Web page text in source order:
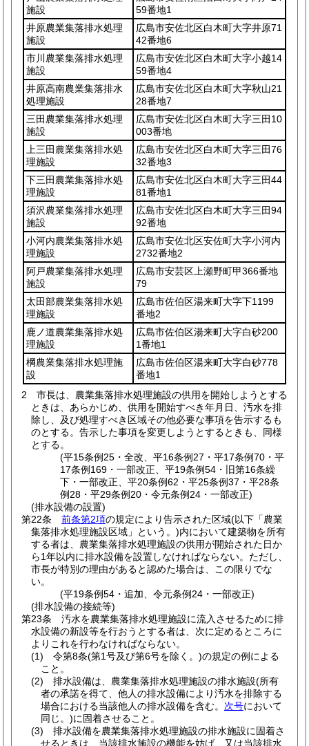
施設
59番地1
井原農業集落排水処理
施設
広島市安佐北区白木町大字井原71
42番地6
市川農業集落排水処理
施設
広島市安佐北区白木町大字小越14
59番地4
井原高南農業集落排水
処理施設
広島市安佐北区白木町大字秋山21
28番地7
三田農業集落排水処理
施設
広島市安佐北区白木町大字三田10
003番地
上三田農業集落排水処
理施設
広島市安佐北区白木町大字三田76
32番地3
下三田農業集落排水処
理施設
広島市安佐北区白木町大字三田44
81番地1
須沢農業集落排水処理
施設
広島市安佐北区白木町大字三田94
92番地
小河内農業集落排水処
理施設
広島市安佐北区安佐町大字小河内
2732番地2
阿戸農業集落排水処理
施設
広島市安芸区上瀬野町甲366番地
79
太田部農業集落排水処
理施設
広島市佐伯区湯来町大字下1199
番地2
鹿ノ道農業集落排水処
理施設
広島市佐伯区湯来町大字白砂200
1番地1
棡農業集落排水処理施
設
広島市佐伯区湯来町大字白砂778
番地1
2
市長は、農業集落排水処理施設の供用を開始しようとする
ときは、あらかじめ、供用を開始すべき年月日、汚水を排
除し、及び処理すべき区域その他必要な事項を告示するも
のとする。 告示した事項を変更しようとするときも、同様
とする。
(平15条例25・全改、平16条例27・平17条例70・平
17条例169・一部改正、平19条例54・旧第16条繰
下・一部改正、平20条例62・平25条例37・平28条
例28・平29条例20・令元条例24・一部改正)
(排水設備の設置)
第22条
前条第2項の規定により告示された区域(以下「農業
集落排水処理施設区域」という。)内において建築物を所有
する者は、農業集落排水処理施設の供用が開始された日か
ら1年以内に排水設備を設置しなければならない。 ただし、
市長が特別の理由があると認めた場合は、この限りでな
い。
(平19条例54・追加、令元条例24・一部改正)
(排水設備の接続等)
第23条
汚水を農業集落排水処理施設に流入させるために排
水設備の新設等を行おうとする者は、次に定めるところに
よりこれを行わなければならない。
(1)
令第8条(第1号及び第6号を除く。)の規定の例による
こと。
(2)
排水設備は、農業集落排水処理施設の排水施設(所有
者の承諾を得て、他人の排水設備により汚水を排除する
場合における当該他人の排水設備を含む。 次号において
同じ。)に固着させること。
(3)
排水設備を農業集落排水処理施設の排水施設に固着さ
せるときは、当該排水施設の機能を妨げ、又は当該排水